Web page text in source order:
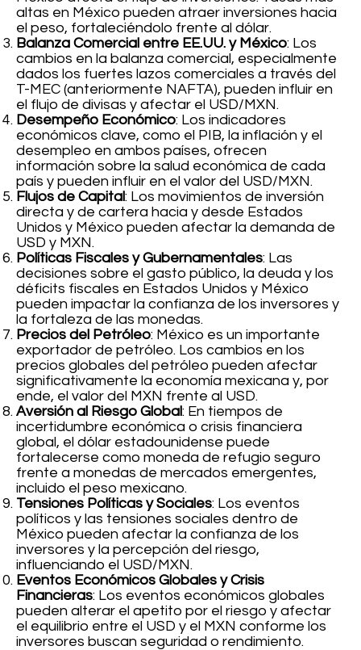
altas en México pueden atraer inversiones hacia
el peso, fortaleciéndolo frente al dólar.
Balanza Comercial entre EE.UU. y México: Los
cambios en la balanza comercial, especialmente
dados los fuertes lazos comerciales a través del
T-MEC (anteriormente NAFTA), pueden influir en
el flujo de divisas y afectar el USD/MXN.
Desempeño Económico: Los indicadores
económicos clave, como el PIB, la inflación y el
desempleo en ambos países, ofrecen
información sobre la salud económica de cada
país y pueden influir en el valor del USD/MXN.
Flujos de Capital: Los movimientos de inversión
directa y de cartera hacia y desde Estados
Unidos y México pueden afectar la demanda de
USD y MXN.
Políticas Fiscales y Gubernamentales: Las
decisiones sobre el gasto público, la deuda y los
déficits fiscales en Estados Unidos y México
pueden impactar la confianza de los inversores y
la fortaleza de las monedas.
Precios del Petróleo: México es un importante
exportador de petróleo. Los cambios en los
precios globales del petróleo pueden afectar
significativamente la economía mexicana y, por
ende, el valor del MXN frente al USD.
Aversión al Riesgo Global: En tiempos de
incertidumbre económica o crisis financiera
global, el dólar estadounidense puede
fortalecerse como moneda de refugio seguro
frente a monedas de mercados emergentes,
incluido el peso mexicano.
Tensiones Políticas y Sociales: Los eventos
políticos y las tensiones sociales dentro de
México pueden afectar la confianza de los
inversores y la percepción del riesgo,
influenciando el USD/MXN.
Eventos Económicos Globales y Crisis
Financieras: Los eventos económicos globales
pueden alterar el apetito por el riesgo y afectar
el equilibrio entre el USD y el MXN conforme los
inversores buscan seguridad o rendimiento.